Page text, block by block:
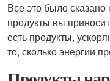
Все это было
продукты вы
есть продукты,
то, сколько энергии